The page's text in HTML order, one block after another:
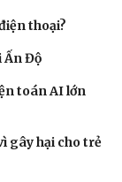
thoại?
Ấn Độ
toán AI lớn
gây hại cho trẻ